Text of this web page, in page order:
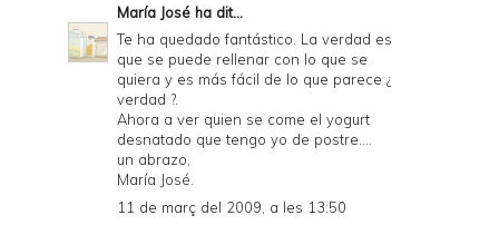
María José ha dit...
Te ha quedado fantástico. La verdad es
que se puede rellenar con lo que se
quiera y es más fácil de lo que parece ¿
verdad ?.
Ahora a ver quien se come el yogurt
desnatado que tengo yo de postre....
un abrazo,
María José.
11 de març del 2009, a les 13:50